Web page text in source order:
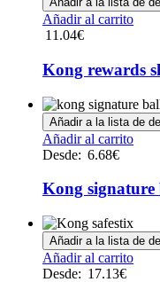
Añadir al carrito
11.04€
Kong rewards
Añadir a la lista de
Añadir al carritoEste
Las
se
Desde: 6.68€
Kong signature
Añadir a la lista de
Añadir al carritoEste
Desde: 17.13€